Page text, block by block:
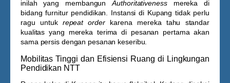
inilah yang membangunAuthoritativenessmereka di
bidang furnitur pendidikan. Instansi di Kupang tidak perlu
ragu untuk repeat orderkarena mereka tahu standar
kualitas yang mereka terima di pesanan pertama akan
sama persis dengan pesanan keseribu.
Mobilitas Tinggi dan Efisiensi Ruang di Lingkungan
Pendidikan NTT